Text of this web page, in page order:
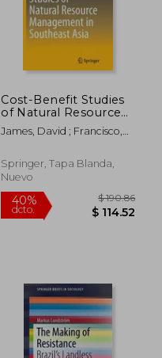
40%
Cost-Benefit Studies
of Natural Resource
Management in
Southeast Asia (en
James, David ; Francisco,
Springer, Tapa Blanda,
Nuevo